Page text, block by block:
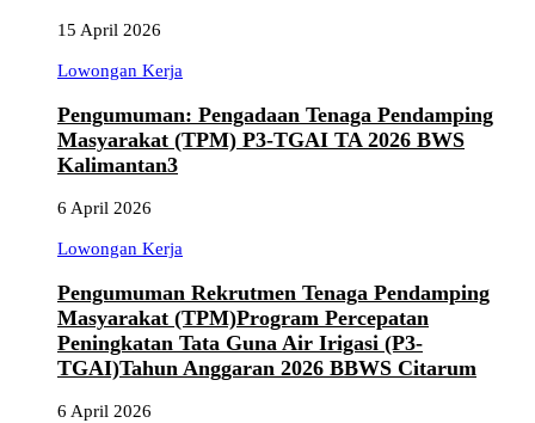
15 April 2026
Lowongan Kerja
Pengumuman: Pengadaan Tenaga Pendamping
Masyarakat (TPM) P3-TGAI TA 2026 BWS
Kalimantan3
6 April 2026
Lowongan Kerja
Pengumuman Rekrutmen Tenaga Pendamping
Masyarakat (TPM)Program Percepatan
Peningkatan Tata Guna Air Irigasi (P3-
TGAI)Tahun Anggaran 2026 BBWS Citarum
6 April 2026